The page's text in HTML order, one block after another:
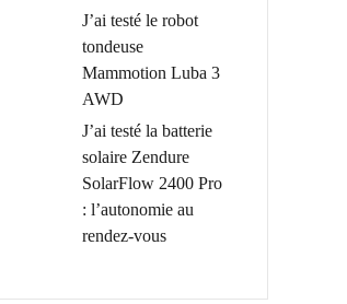
J’ai testé le robot
tondeuse
Mammotion Luba 3
AWD
J’ai testé la batterie
solaire Zendure
SolarFlow 2400 Pro
: l’autonomie au
rendez-vous